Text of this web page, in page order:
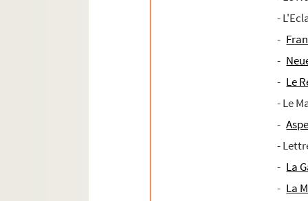
-
-
-
- Le
- Le
-
-
- La
- La